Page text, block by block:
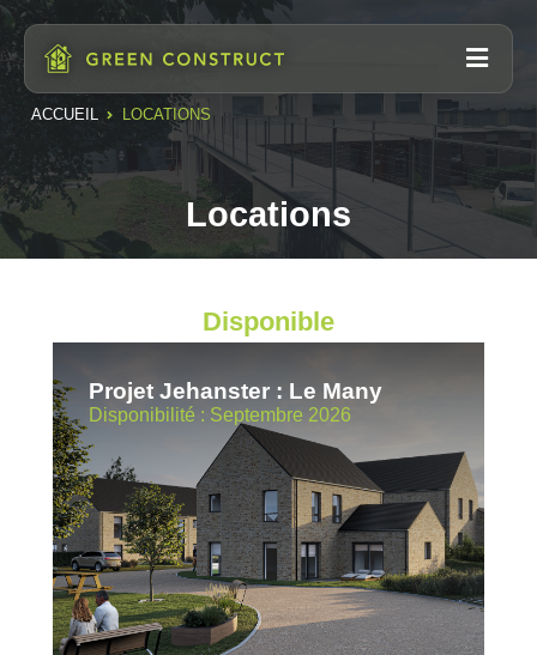
ACCUEIL LOCATIONS
Locations
Disponible
Projet Jehanster : Le Many
Disponibilité : Septembre 2026